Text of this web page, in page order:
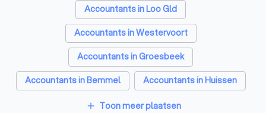
Grafisch ontwerpers in Tolkamer
Reclamebureaus in Tolkamer
Accountants in Loo Gld
Accountants in Westervoort
Accountants in Groesbeek
Accountants in Bemmel
Accountants in Huissen
Accountants in Lent
Accountants in Doesburg
add Toon meer plaatsen